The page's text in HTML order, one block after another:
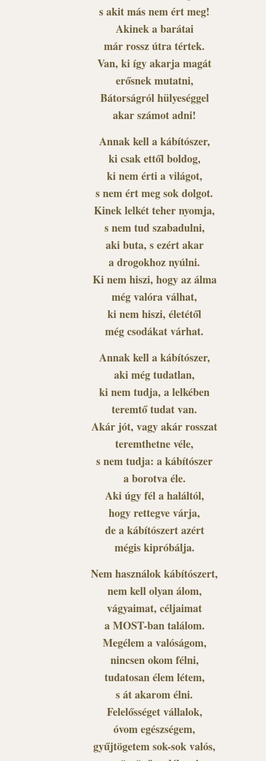
s akit más nem ért meg!
Akinek a barátai
már rossz útra tértek.
Van, ki így akarja magát
erősnek mutatni,
Bátorságról hülyeséggel
akar számot adni!
Annak kell a kábítószer,
ki csak ettől boldog,
ki nem érti a világot,
s nem ért meg sok dolgot.
Kinek lelkét teher nyomja,
s nem tud szabadulni,
aki buta, s ezért akar
a drogokhoz nyúlni.
Ki nem hiszi, hogy az álma
még valóra válhat,
ki nem hiszi, életétől
még csodákat várhat.
Annak kell a kábítószer,
aki még tudatlan,
ki nem tudja, a lelkében
teremtő tudat van.
Akár jót, vagy akár rosszat
teremthetne véle,
s nem tudja: a kábítószer
a borotva éle.
Aki úgy fél a haláltól,
hogy rettegve várja,
de a kábítószert azért
mégis kipróbálja.
Nem használok kábítószert,
nem kell olyan álom,
vágyaimat, céljaimat
a MOST-ban találom.
Megélem a valóságom,
nincsen okom félni,
tudatosan élem létem,
s át akarom élni.
Felelősséget vállalok,
óvom egészségem,
gyűjtögetem sok-sok valós,